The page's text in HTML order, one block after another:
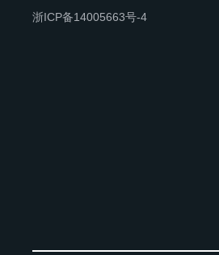
浙ICP备14005663号-4